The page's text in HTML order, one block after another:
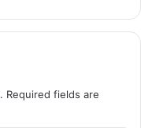
Required fields are